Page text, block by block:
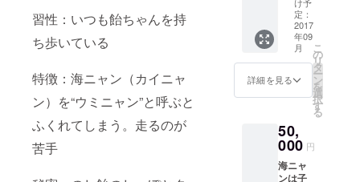
習性：いつも飴ちゃんを持
ち歩いている
特徴：海ニャン（カイニャ
ン）を“ウミニャン”と呼ぶと
ふくれてしまう。 走るのが
苦手
正な温
度・湿
度管
理、品
チェッ
クの
のま
ま、
のバラ
たいと
思いま
すが、
どんな
モノで
も作れ
せん。
とく
に、食
紅は使
大吟
醸 紀
伊国屋
文左衛
門』
1.8ℓ フ
ランス
初の日
ンクー
ル「Ｋ
ＵＲ
Ａ Ｍ
定：
2017
年09
月
詳細を見る
こ
の
リ
タ
ー
ン
を
選
択
す
る
50,
000 円
海ニャ
ンは子